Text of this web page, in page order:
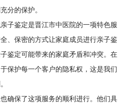
分的保护。
子鉴定是晋江市中医院的一项特色服
、保密的方式让家庭成员进行亲子鉴
鉴定可能带来的家庭矛盾和冲突。在
保护每一个客户的隐私权，这是我们
确保了这项服务的顺利进行。他们具